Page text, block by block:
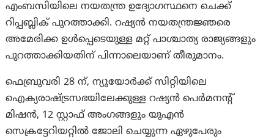
എംബസിയിലെ നയതന്ത്ര ഉദ്യോഗസ്ഥനെ ചെക്ക്
റിപ്പബ്ലിക് പുറത്താക്കി. റഷ്യൻ നയതന്ത്രജ്ഞരെ
അമേരിക്ക ഉൾപ്പെടെയുള്ള മറ്റ് പാശ്ചാത്യ രാജ്യങ്ങളും
പുറത്താക്കിയതിന് പിന്നാലെയാണ് തീരുമാനം.
ഫെബ്രുവരി 28 ന്, ന്യൂയോർക്ക് സിറ്റിയിലെ
ഐക്യരാഷ്ട്രസഭയിലേക്കുള്ള റഷ്യൻ പെർമനന്റ്
മിഷൻ, 12 സ്റ്റാഫ് അംഗങ്ങളും യുഎൻ
സെക്രട്ടേറിയറ്റിൽ ജോലി ചെയ്യുന്ന ഏഴുപേരും